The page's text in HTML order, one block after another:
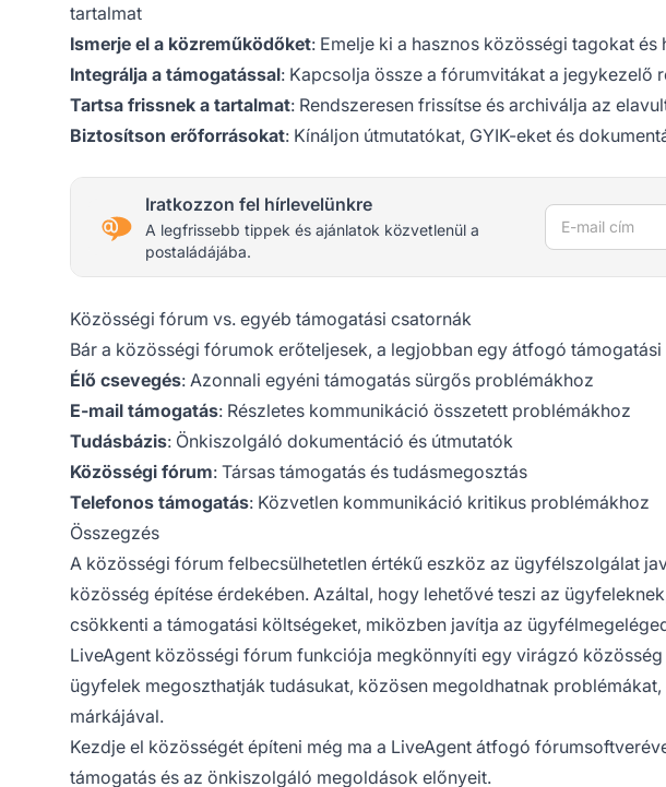
tartalmat
Ismerje el a közreműködőket: Emelje ki a hasznos közösségi tagokat és
Integrálja a támogatással: Kapcsolja össze a fórumvitákat a jegykezelő
Tartsa frissnek a tartalmat: Rendszeresen frissítse és archiválja az
Biztosítson erőforrásokat: Kínáljon útmutatókat, GYIK-eket és
Iratkozzon fel hírlevelünkre
A legfrissebb tippek és ajánlatok közvetlenül a
postaládájába.
E-mail cím
Közösségi fórum vs. egyéb támogatási csatornák
Bár a közösségi fórumok erőteljesek, a legjobban egy átfogó
Élő csevegés: Azonnali egyéni támogatás sürgős problémákhoz
E-mail támogatás: Részletes kommunikáció összetett problémákhoz
Tudásbázis: Önkiszolgáló dokumentáció és útmutatók
Közösségi fórum: Társas támogatás és tudásmegosztás
Telefonos támogatás: Közvetlen kommunikáció kritikus problémákhoz
Összegzés
A közösségi fórum felbecsülhetetlen értékű eszköz az ügyfélszolgálat
közösség építése érdekében. Azáltal, hogy lehetővé teszi az
csökkenti a támogatási költségeket, miközben javítja az
LiveAgent közösségi fórum funkciója megkönnyíti egy virágzó
ügyfelek megoszthatják tudásukat, közösen megoldhatnak
márkájával.
Kezdje el közösségét építeni még ma a LiveAgent átfogó
támogatás és az önkiszolgáló megoldások előnyeit.